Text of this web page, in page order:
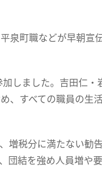
泉町職などが早朝宣
しました。吉田仁・
、すべての職員の生
税分に満たない勧
団結を強め人員増や